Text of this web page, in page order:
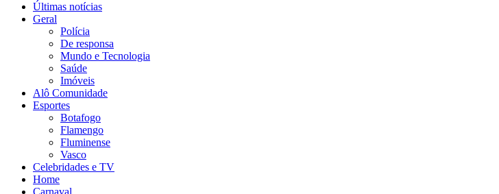
Últimas notícias
Geral
Polícia
De responsa
Mundo e Tecnologia
Saúde
Imóveis
Alô Comunidade
Esportes
Botafogo
Flamengo
Fluminense
Vasco
Celebridades e TV
Home